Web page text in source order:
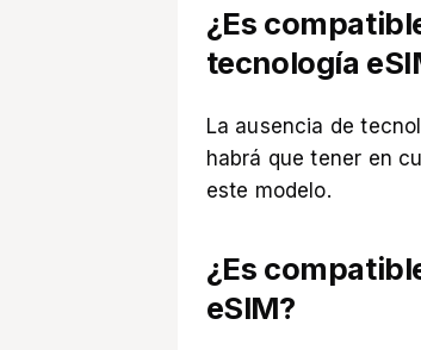
¿Es
tecnología
La ausencia de
habrá que tener en
este modelo.
¿Es
eSIM?